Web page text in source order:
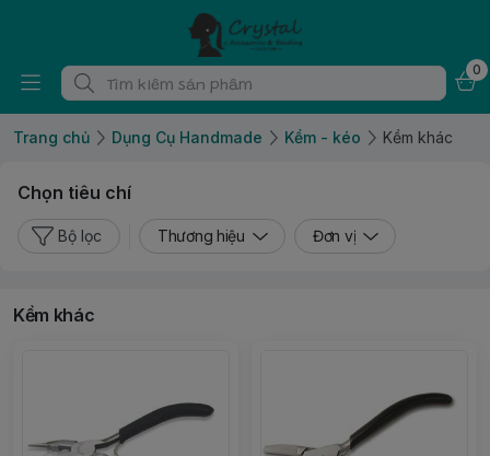
0
Trang chủ Dụng Cụ Handmade Kềm - kéo Kềm khác
Chọn tiêu chí
Bộ lọc Thương hiệu Đơn vị
Kềm khác